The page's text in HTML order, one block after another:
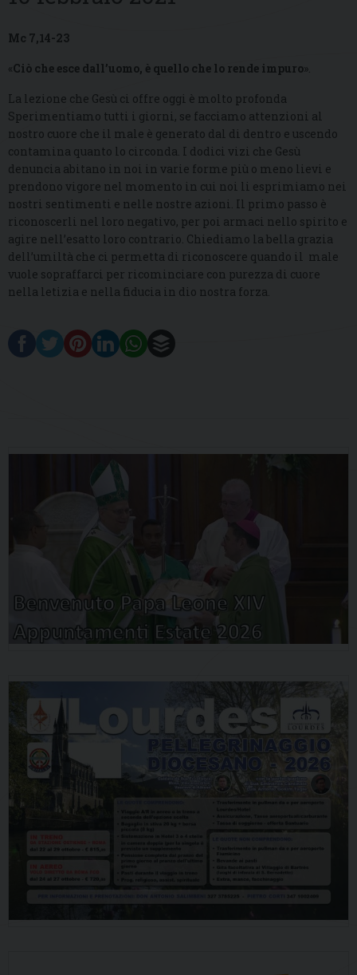
Mc 7,14-23
«Ciò che esce dall’uomo, è quello che lo rende impuro».
La lezione che Gesù ci offre oggi è molto profonda
Sperimentiamo tutti i giorni, se facciamo attenzioni al
nostro cuore che il male è generato dal di dentro e uscendo
contamina quanto lo circonda. I dodici vizi che Gesù
denuncia abitano in noi in varie forme più o meno lievi e
prendono vigore nel momento in cui noi li esprimiamo nei
nostri sentimenti e nelle nostre azioni. Il primo passo è
riconoscerli nel loro negativo, per poi armaci nello spirito e
agire nell’esatto loro contrario. Chiediamo la bella grazia
dell’umiltà che ci permetta di riconoscere quando il male
vuole sopraffarci per ricominciare con purezza di cuore
nella letizia e nella fiducia in dio nostra forza.